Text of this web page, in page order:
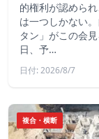
的権利が認めら
は一つしかない
タン」がこの会
日、予…
日付: 2026/8/7
複合・横断